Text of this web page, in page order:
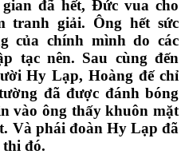
đã hết, Đức vua cho
tranh giải. Ông hết sức
của chính mình do các
tạc nên. Sau cùng đến
Hy Lạp, Hoàng đế chỉ
đã được đánh bóng
vào ông thấy khuôn mặt
Và phái đoàn Hy Lạp đã
đó.